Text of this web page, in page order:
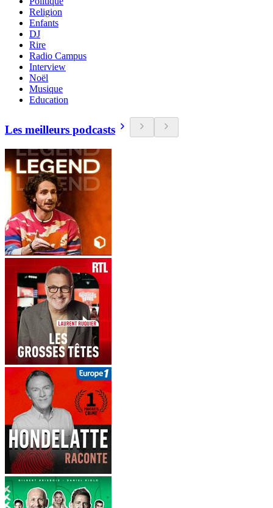
Religion
Enfants
DJ
Rire
Radio Campus
Interview
Noël
Musique
Education
Les meilleurs podcasts